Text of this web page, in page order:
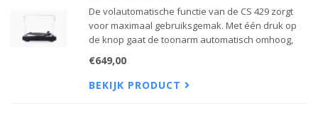
De volautomatische functie van de CS 429 zorgt
voor maximaal gebruiksgemak. Met één druk op
de knop gaat de toonarm automatisch omhoog,
op de draaischijf en druk op de startknop.
€649,00
BEKIJK PRODUCT